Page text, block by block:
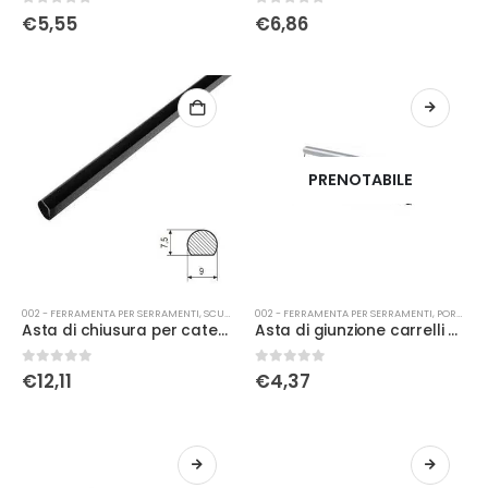
0Su 5
€5,55 0Su 5
€6,86
002 - FERRAMENTA PER SERRAMENTI,SCURETTI
Asta di chiusura per catenaccio romano h 320 nero
0Su 5
€12,11
PRENOTABILE
002 - FERRAMENTA PER SERRAMENTI, PORTE
Asta di giunzione carrelli gr1
0Su 5
€4,37